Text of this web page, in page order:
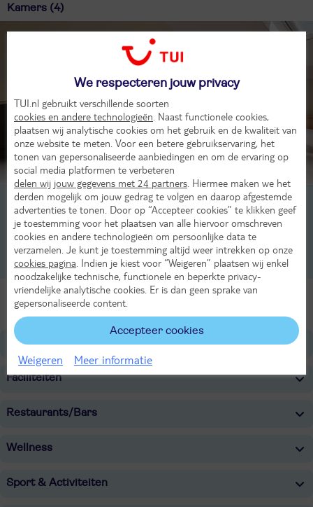
Kamers (4)
Beoordeling van 6 TUI-gasten
1-persoonskamer, 1-1 pers
2-kamer appartement, 1-4 pers
1-persoonskamer, 1-1 pers
Alle Kamers
Ligging
Faciliteiten
Restaurants/Bars
Wellness
Sport & Activiteiten
We respecteren jouw privacy
TUI.nl gebruikt verschillende soorten
cookies en andere technologieën . Naast functionele cookies,
plaatsen wij analytische cookies om het gebruik en de kwaliteit van
onze website te meten. Voor een betere gebruikservaring, het
tonen van gepersonaliseerde aanbiedingen en om de ervaring op
social media platformen te verbeteren
delen wij jouw gegevens met 24 partners . Hiermee maken we het
derden mogelijk om jouw gedrag te volgen en daarop afgestemde
advertenties te tonen. Door op “Accepteer cookies” te klikken geef
je toestemming voor het plaatsen van alle hiervoor omschreven
cookies en andere technologieën om persoonlijke data te
verzamelen. Je kunt je toestemming altijd weer intrekken op onze
cookies pagina . Indien je kiest voor “Weigeren” plaatsen wij enkel
noodzakelijke technische, functionele en beperkte privacy-
vriendelijke analytische cookies. Er is dan geen sprake van
gepersonaliseerde content.
Accepteer cookies
Weigeren Meer informatie